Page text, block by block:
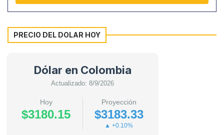
PRECIO DEL DOLAR HOY
Dólar en Colombia
Actualizado: 8/9/2026
Hoy
$3180.15
Proyección
$3183.33
▲ +0.10%